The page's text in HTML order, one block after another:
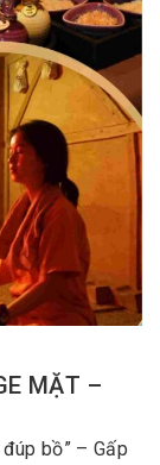
MẶT –
bồ” – Gấp